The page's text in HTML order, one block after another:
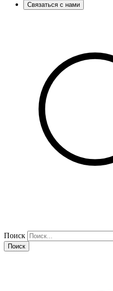
Связаться с нами
Поиск
Поиск